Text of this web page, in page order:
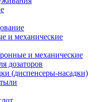
и механические
и механические
дозаторов
(диспенсеры-насадки)